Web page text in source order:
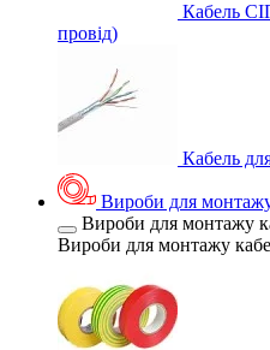
Кабель
провід)
Кабель
Вироби для
Вироби для монтажу
Вироби для монтажу